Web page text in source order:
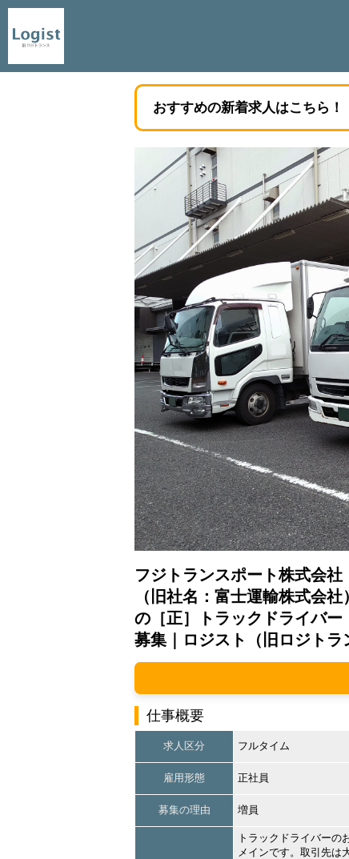
おすすめの新着求人はこちら！
フジトランスポート株式会社
（旧社名：富士運輸株式会
の［正］トラックドライバー
募集｜ロジスト（旧ロジトラ
仕事概要
求人区分 フルタイム
雇用形態 正社員
募集の理由 増員
トラックドライバーの
メインです。取引先は